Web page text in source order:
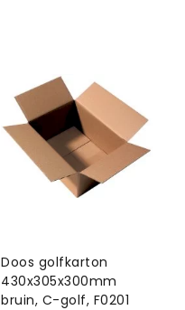
Doos golfkarton
430x305x300mm
bruin, C-golf, F0201